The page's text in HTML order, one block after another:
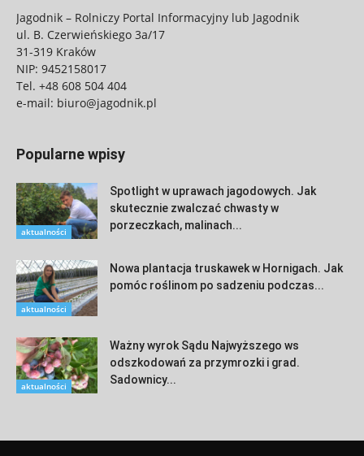
Jagodnik – Rolniczy Portal Informacyjny lub Jagodnik
ul. B. Czerwieńskiego 3a/17
31-319 Kraków
NIP: 9452158017
Tel. +48 608 504 404
e-mail: biuro@jagodnik.pl
Popularne wpisy
aktualności
Spotlight w uprawach jagodowych. Jak
skutecznie zwalczać chwasty w
porzeczkach, malinach...
aktualności
Nowa plantacja truskawek w Hornigach. Jak
pomóc roślinom po sadzeniu podczas...
aktualności
Ważny wyrok Sądu Najwyższego ws
odszkodowań za przymrozki i grad.
Sadownicy...